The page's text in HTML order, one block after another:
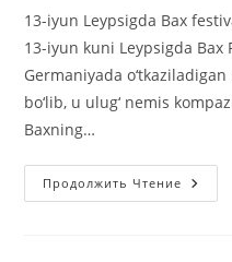
13-iyun Leypsigda Bax
13-iyun kuni Leypsigda Bax
Germaniyada
bo‘lib, u ulug‘ nemis
Baxning…
Продолжить Чтение 13-
Iyun